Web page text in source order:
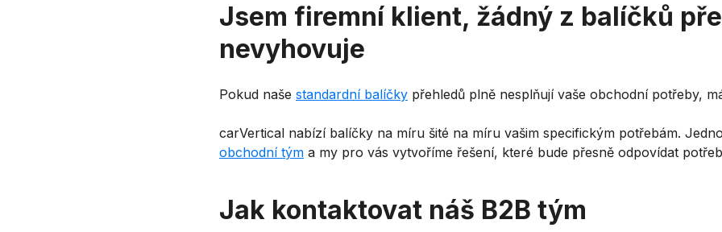
Jsem firemní klient, žádný z balíčků
nevyhovuje
Pokud naše standardní balíčky přehledů plně nesplňují vaše obchodní potřeby,
carVertical nabízí balíčky na míru šité na míru vašim specifickým potřebám.
obchodní tým a my pro vás vytvoříme řešení, které bude přesně odpovídat
Jak kontaktovat náš B2B tým